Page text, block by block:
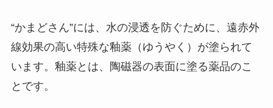
“かまどさん”には、水の浸透を防ぐために、遠赤外
線効果の高い特殊な釉薬（ゆうやく）が塗られて
います。釉薬とは、陶磁器の表面に塗る薬品のこ
とです。